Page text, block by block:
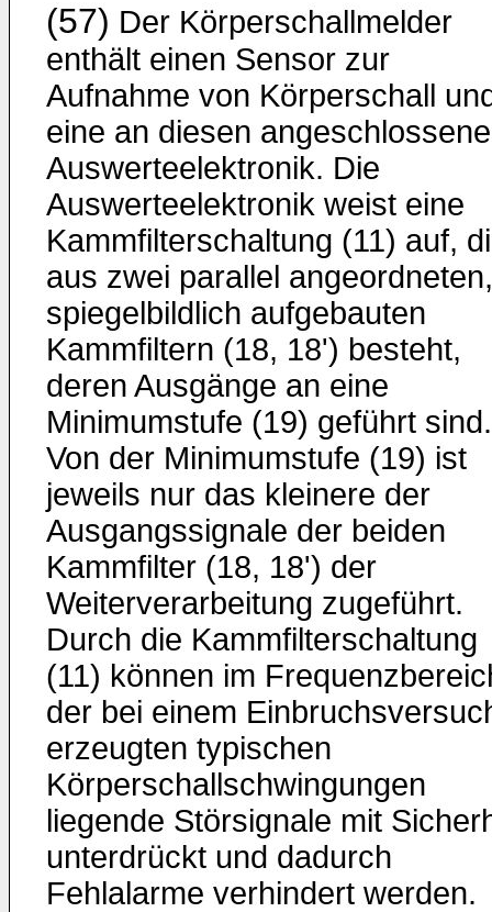
(57) Der Körperschallmelder
enthält einen Sensor zur
Aufnahme von Körperschall
eine an diesen angeschlossene
Auswerteelektronik. Die
Auswerteelektronik weist eine
Kammfilterschaltung (11) auf,
aus zwei parallel angeordneten,
spiegelbildlich aufgebauten
Kammfiltern (18, 18') besteht,
deren Ausgänge an eine
Minimumstufe (19) geführt sind.
Von der Minimumstufe (19) ist
jeweils nur das kleinere der
Ausgangssignale der beiden
Kammfilter (18, 18') der
Weiterverarbeitung zugeführt.
Durch die Kammfilterschaltung
(11) können im
der bei einem
erzeugten typischen
Körperschallschwingungen
liegende Störsignale mit
unterdrückt und dadurch
Fehlalarme verhindert werden.